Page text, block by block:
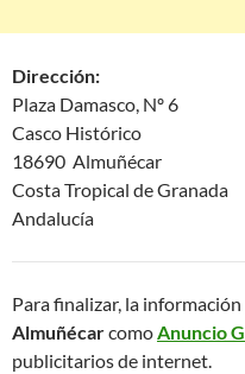
Dirección:
Plaza Damasco, Nº 6
Casco Histórico
18690 Almuñécar
Costa Tropical de Granada
Andalucía
Para finalizar, la
AlmuñécarcomoAnuncio
publicitarios de internet.